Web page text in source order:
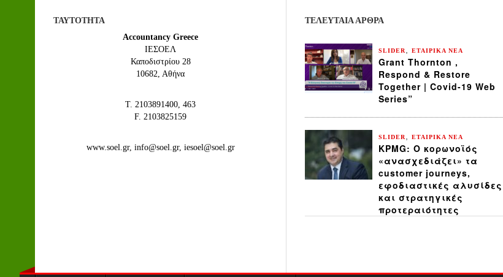
ΤΑΥΤΟΤΗΤΑ
Accountancy Greece
IEΣΟΕΛ
Καποδιστρίου 28
10682, Αθήνα
Τ. 2103891400, 463
F. 2103825159
www.soel.gr, info@soel.gr, iesoel@soel.gr
ΤΕΛΕΥΤΑΙΑ ΆΡΘΡΑ
SLIDER ΕΤΑΙΡΙΚΑ ΝΕΑ
Grant Thornton ,
Respond & Restore
Together | Covid-19 Web
Series”
SLIDER ΕΤΑΙΡΙΚΑ ΝΕΑ
KPMG: Ο κορωνοϊός
«ανασχεδιάζει» τα
customer journeys,
εφοδιαστικές αλυσίδες
και στρατηγικές
προτεραιότητες